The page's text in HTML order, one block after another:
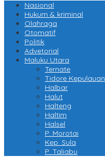
Nasional
Hukum & kriminal
Olahraga
Otomatif
Politik
Advetorial
Maluku Utara
Ternate
Tidore Kepulauan
Halbar
Halut
Halteng
Haltim
Halsel
P. Morotai
Kep. Sula
P. Taliabu